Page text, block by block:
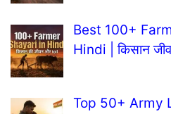
Best 100+
Hindi | किसान
Top 50+ Army